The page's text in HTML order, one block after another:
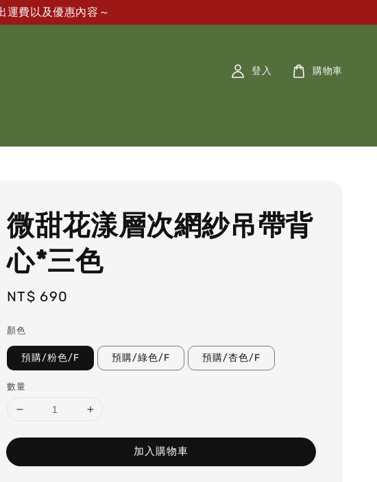
運費以及優惠內容～
登入 購物車
微甜花漾層次網紗吊帶背
心*三色
Regular
NT$ 690
顏色
預購/粉色/F 預購/綠色/F 預購/杏色/F
數量
加入購物車